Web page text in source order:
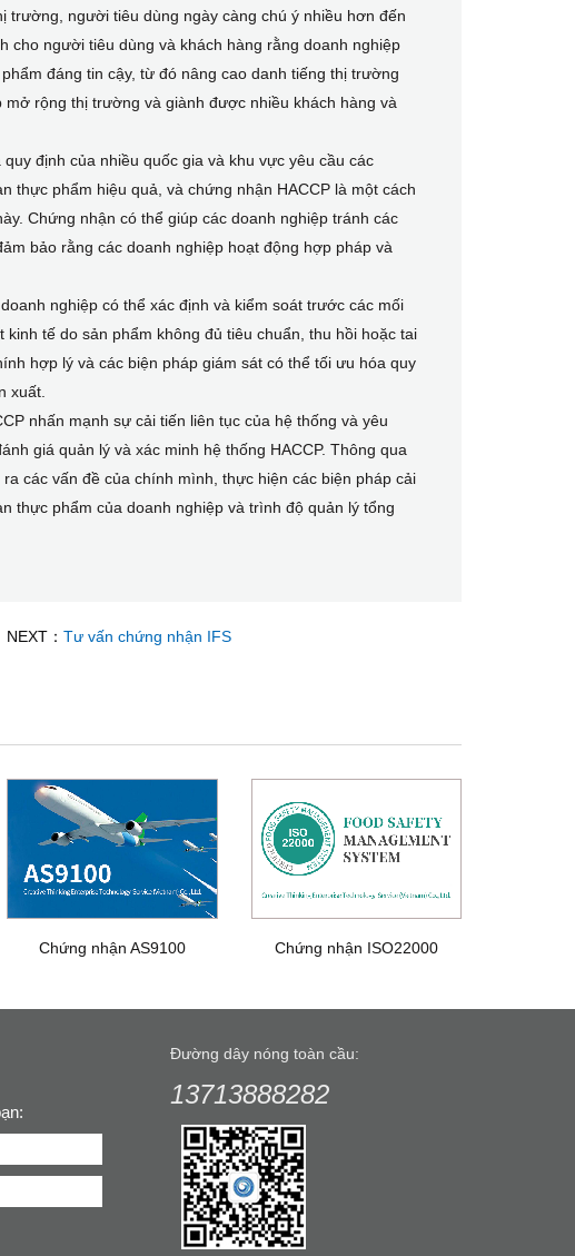
trường, người tiêu dùng ngày càng chú ý nhiều hơn đến
cho người tiêu dùng và khách hàng rằng doanh nghiệp
đáng tin cậy, từ đó nâng cao danh tiếng thị trường
rộng thị trường và giành được nhiều khách hàng và
định của nhiều quốc gia và khu vực yêu cầu các
thực phẩm hiệu quả, và chứng nhận HACCP là một cách
Chứng nhận có thể giúp các doanh nghiệp tránh các
bảo rằng các doanh nghiệp hoạt động hợp pháp và
nghiệp có thể xác định và kiểm soát trước các mối
tế do sản phẩm không đủ tiêu chuẩn, thu hồi hoặc tai
hợp lý và các biện pháp giám sát có thể tối ưu hóa quy
xuất.
nhấn mạnh sự cải tiến liên tục của hệ thống và yêu
giá quản lý và xác minh hệ thống HACCP. Thông qua
các vấn đề của chính mình, thực hiện các biện pháp cải
thực phẩm của doanh nghiệp và trình độ quản lý tổng
NEXT：Tư vấn chứng nhận IFS
Chứng nhận AS9100 Chứng nhận ISO22000
Đường dây nóng toàn cầu:
13713888282